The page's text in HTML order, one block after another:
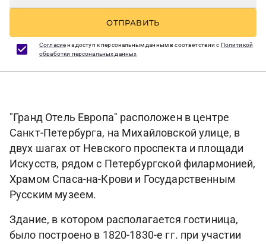
ОТПРАВИТЬ
Согласиена доступ к персональным данным в соответствии с Политикой
обработки персональных данных
"Гранд Отель Европа" расположен в центре
Санкт-Петербурга, на Михайловской улице, в
двух шагах от Невского проспекта и площади
Искусств, рядом с Петербургской филармонией,
Храмом Спаса-на-Крови и Государственным
Русским музеем.
Здание, в котором располагается гостиница,
было построено в 1820-1830-е гг. при участии